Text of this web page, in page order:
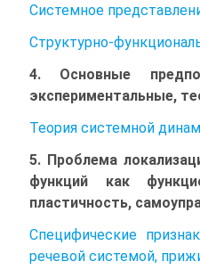
Системное
Структурно-
4. Основные
экспериментальные,
Теория системной
5. Проблема
функций как
пластичность,
Специфические
речевой системой,